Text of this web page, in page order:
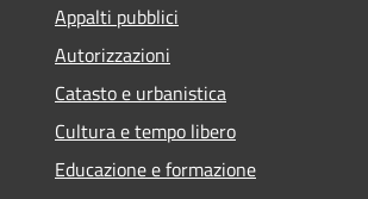
Appalti pubblici
Autorizzazioni
Catasto e urbanistica
Cultura e tempo libero
Educazione e formazione